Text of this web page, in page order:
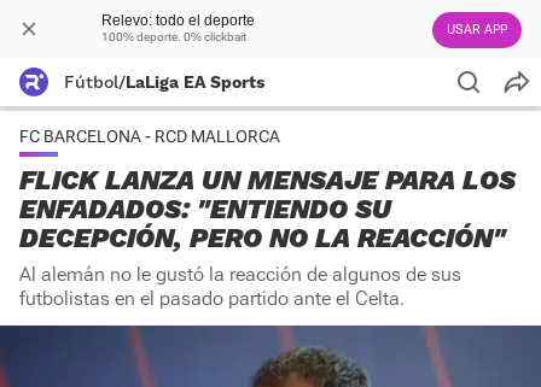
Relevo: todo el deporte
100% deporte. 0% clickbait USAR APP
Fútbol/LaLiga EA Sports
FC BARCELONA - RCD MALLORCA
FLICK LANZA UN MENSAJE PARA LOS
ENFADADOS: "ENTIENDO SU
DECEPCIÓN, PERO NO LA REACCIÓN"
Al alemán no le gustó la reacción de algunos de sus
futbolistas en el pasado partido ante el Celta.